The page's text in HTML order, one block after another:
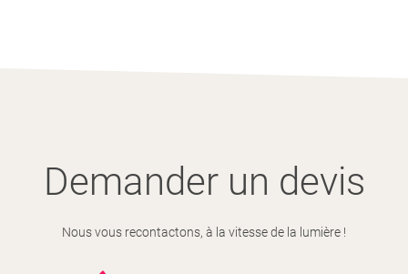
Demander un devis
Nous vous recontactons, à la vitesse de la lumière !